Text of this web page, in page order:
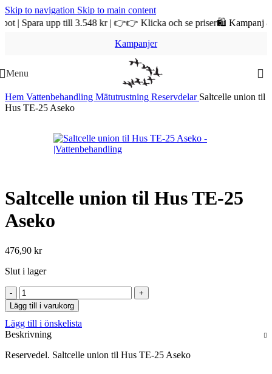
Skip to navigation Skip to main content
upp till 3.548 kr | 👉👉 Klicka och se priser🛍️ Kampanj &
Kampanjer
Menu
Hem Vattenbehandling Mätutrustning Reservdelar Saltcelle union til
Hus TE-25 Aseko
Saltcelle union til Hus TE-25
Aseko
476,90 kr
Slut i lager
Saltcelle
union
til
Hus
TE-
Aseko
Lägg till i varukorg
Lägg till i önskelista
Beskrivning
Reservedel. Saltcelle union til Hus TE-25 Aseko